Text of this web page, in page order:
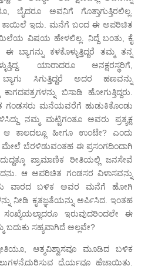
ಬೈದರೂ ಅವನಿಗೆ ಗೊತ್ತಾಗುತ್ತಿರಲಿಲ್ಲ.
ಕಾಯಿಲೆ ಇದು. ಮನೆಗೆ ಬಂದ ಈ ಅಪರಿಚಿತ
ವಿಷಯ ಹೇಳಲಿಲ್ಲ. ನಿದ್ದೆ ಬಂತು, ಕೈ
ಕಳಕೊಳ್ಳುತ್ತಿದ್ದರೆ ತಮ್ಮ ತನ್ನ
ಯಾರಾದರೂ ಅನಕ್ಷರಸ್ಥರಿಗೆ,
ಸಿಗುತ್ತಿದ್ದರೆ ಅದರ ಹಣವನ್ನು
ಬಿಸಾಡಿ ಹೋಗುತ್ತಿದ್ದರು.
ಗಂಡಸರು ಮನೆಯವರೆಗೆ ಹುಡುಕಿಕೊಂಡು
ನಮ್ಮ ಮಟ್ಟಿಗಂತೂ ಅವರು ಪ್ರತ್ಯಕ್ಷ
ಆ ಕಾಲದಲ್ಲೂ ಹೀಗೂ ಉಂಟೇ? ಎಂದು
ಬೆರಳಿಡುವಂತಹ ಈ ಪ್ರಸಂಗದಿಂದಾಗಿ
ಪ್ರಾಮಾಣಿಕ ರೀತಿಯಲ್ಲಿ ಜನಸೇವೆ
ಆ ಅಪರಿಚಿತ ಗಂಡಸರ ವಿಳಾಸವನ್ನು
ವಾರದ ಬಳಿಕ ಅವರ ಮನೆಗೆ ಹೋಗಿ
ನೀಡಿ ಕೃತಜ್ಞತೆಯನ್ನು ಅರ್ಪಿಸಿದ. ಇಂತಹ
ಇರುವುದರಿಂದಲೇ ಈ
ಸಹ್ಯವಾಗಿದೆ ಅಲ್ಲವೇ?
ಆತ್ಮವಿಶ್ವಾಸವೂ ಮೂಡಿದ ಬಳಿಕ
ಧೈರ್ಯವೂ ಹೆಚ್ಚಾಯಿತು.